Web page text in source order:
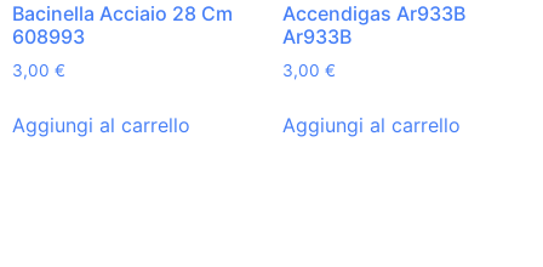
Bacinella Acciaio 28 Cm
608993
3,00 €
Aggiungi al carrello
Accendigas Ar933B
Ar933B
3,00 €
Aggiungi al carrello